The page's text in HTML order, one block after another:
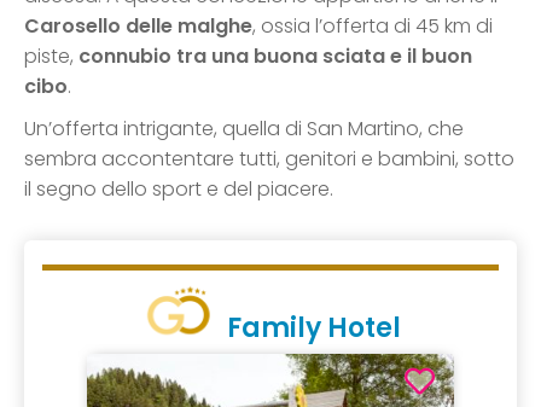
Carosello delle malghe, ossia l’offerta di 45 km di
piste, connubio tra una buona sciata e il buon
cibo.
Un’offerta intrigante, quella di San Martino, che
sembra accontentare tutti, genitori e bambini, sotto
il segno dello sport e del piacere.
Family Hotel